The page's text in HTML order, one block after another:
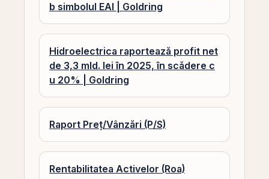
b simbolul EAI | Goldring
Hidroelectrica raportează profit net
de 3,3 mld. lei în 2025, în scădere c
u 20% | Goldring
Raport Preț/Vânzări (P/S)
Rentabilitatea Activelor (Roa)